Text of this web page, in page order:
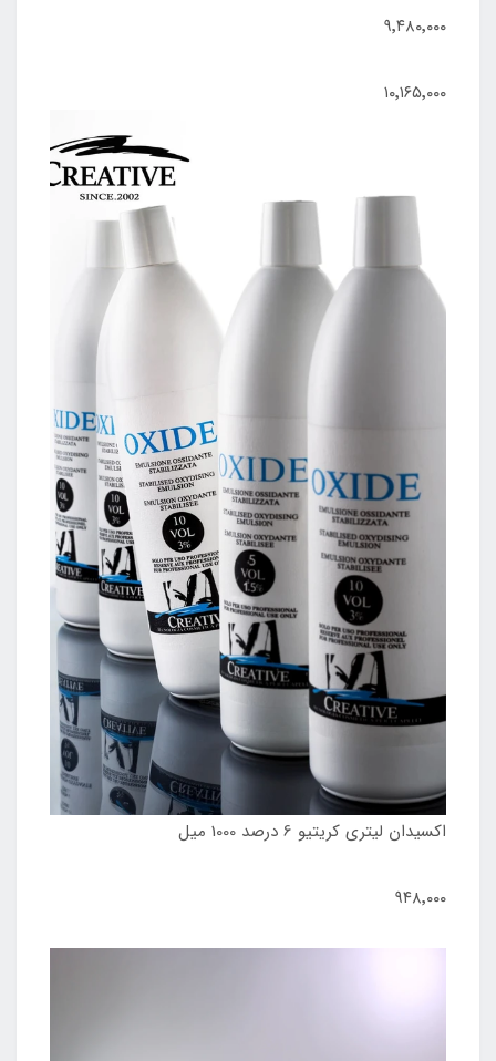
۹٬۴۸۰٬۰۰۰
۱۰٬۱۶۵٬۰۰۰
اکسیدان لیتری کریتیو 6 درصد 1000 میل
۹۴۸٬۰۰۰